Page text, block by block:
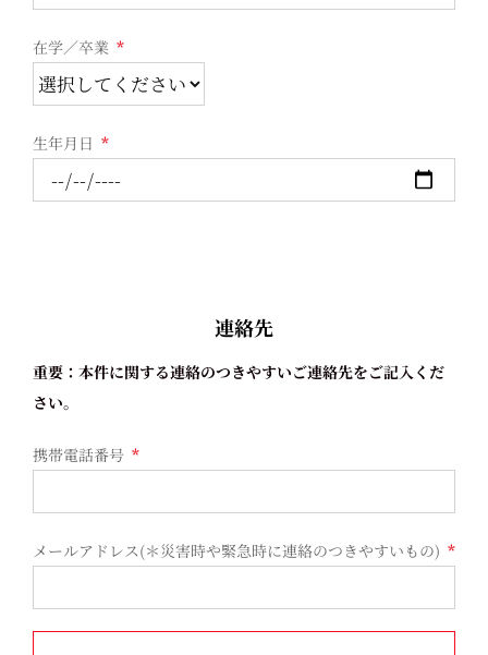
在学／卒業 *
生年月日 *
連絡先
重要：本件に関する連絡のつきやすいご連絡先をご記入くだ
さい。
携帯電話番号 *
メールアドレス(＊災害時や緊急時に連絡のつきやすいもの) *